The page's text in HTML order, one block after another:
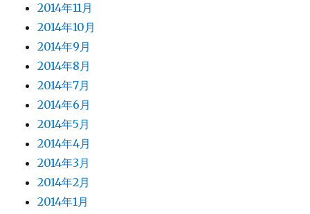
2014年11月
2014年10月
2014年9月
2014年8月
2014年7月
2014年6月
2014年5月
2014年4月
2014年3月
2014年2月
2014年1月